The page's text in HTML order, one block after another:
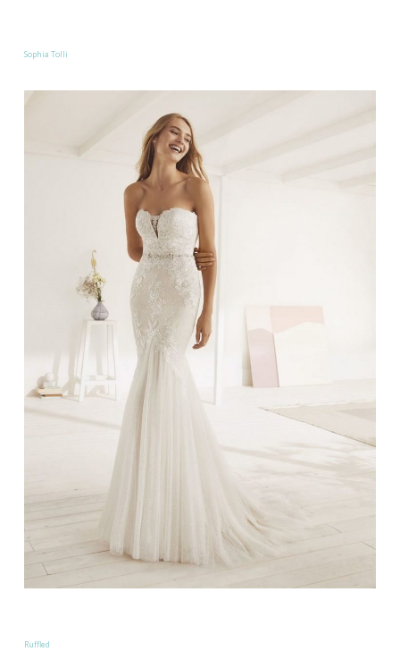
Sophia Tolli
Ruffled